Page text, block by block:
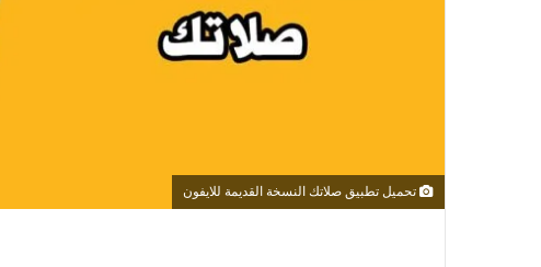
تحميل تطبيق صلاتك النسخة القديمة للايفون